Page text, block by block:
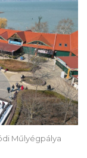
Műlyégpálya